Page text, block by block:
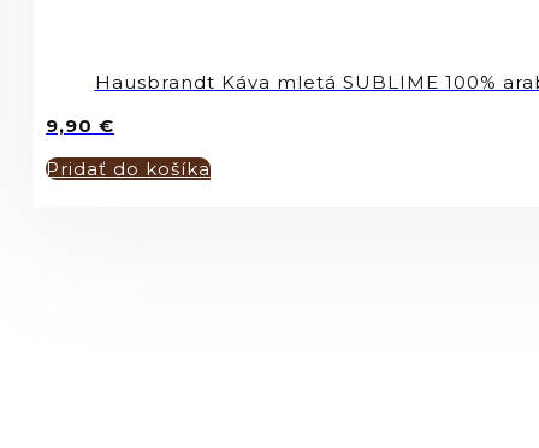
Hausbrandt Káva mletá SUBLIME 100%
9,90 €
Pridať do košíka